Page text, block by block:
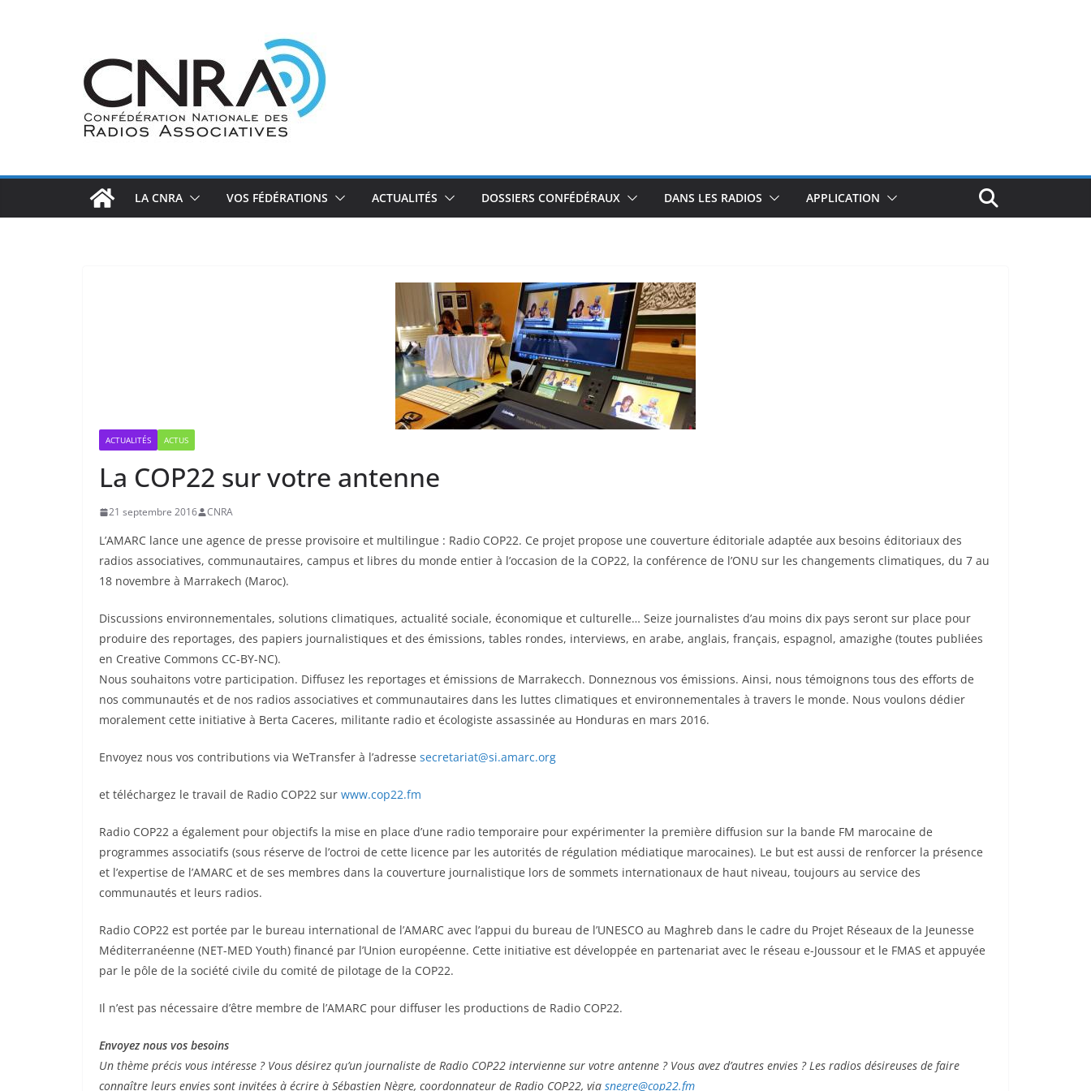
LA CNRA VOS FÉDÉRATIONS ACTUALITÉS DOSSIERS CONFÉDÉRAUX DANS LES RADIOS APPLICATION
ACTUALITÉS ACTUS
La COP22 sur votre antenne
21 septembre 2016 CNRA
L’AMARC lance une agence de presse provisoire et multilingue : Radio COP22. Ce projet propose une couverture éditoriale adaptée aux besoins éditoriaux des
radios associatives, communautaires, campus et libres du monde entier à l’occasion de la COP22, la conférence de l’ONU sur les changements climatiques, du 7 au
18 novembre à Marrakech (Maroc).
Discussions environnementales, solutions climatiques, actualité sociale, économique et culturelle… Seize journalistes d’au moins dix pays seront sur place pour
produire des reportages, des papiers journalistiques et des émissions, tables rondes, interviews, en arabe, anglais, français, espagnol, amazighe (toutes publiées
en Creative Commons CC-BY-NC).
Nous souhaitons votre participation. Diffusez les reportages et émissions de Marrakecch. Donneznous vos émissions. Ainsi, nous témoignons tous des efforts de
nos communautés et de nos radios associatives et communautaires dans les luttes climatiques et environnementales à travers le monde. Nous voulons dédier
moralement cette initiative à Berta Caceres, militante radio et écologiste assassinée au Honduras en mars 2016.
Envoyez nous vos contributions via WeTransfer à l’adresse secretariat@si.amarc.org
et téléchargez le travail de Radio COP22 sur www.cop22.fm
Radio COP22 a également pour objectifs la mise en place d’une radio temporaire pour expérimenter la première diffusion sur la bande FM marocaine de
programmes associatifs (sous réserve de l’octroi de cette licence par les autorités de régulation médiatique marocaines). Le but est aussi de renforcer la présence
et l’expertise de l’AMARC et de ses membres dans la couverture journalistique lors de sommets internationaux de haut niveau, toujours au service des
communautés et leurs radios.
Radio COP22 est portée par le bureau international de l’AMARC avec l’appui du bureau de l’UNESCO au Maghreb dans le cadre du Projet Réseaux de la Jeunesse
Méditerranéenne (NET-MED Youth) financé par l’Union européenne. Cette initiative est développée en partenariat avec le réseau e-Joussour et le FMAS et appuyée
par le pôle de la société civile du comité de pilotage de la COP22.
Il n’est pas nécessaire d’être membre de l’AMARC pour diffuser les productions de Radio COP22.
Envoyez nous vos besoins
Un thème précis vous intéresse ? Vous désirez qu’un journaliste de Radio COP22 intervienne sur votre antenne ? Vous avez d’autres envies ? Les radios désireuses de faire
connaître leurs envies sont invitées à écrire à Sébastien Nègre, coordonnateur de Radio COP22, via snegre@cop22.fm